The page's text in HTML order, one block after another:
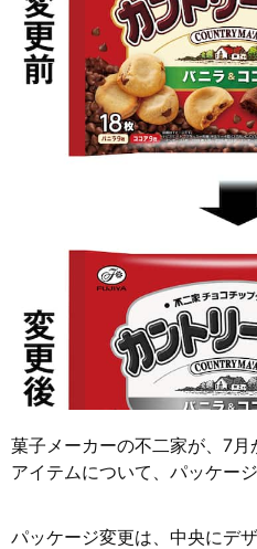
菓子メーカーの不二家が、7
アイテムについて、パッケー
パッケージ変更は、中央にデ